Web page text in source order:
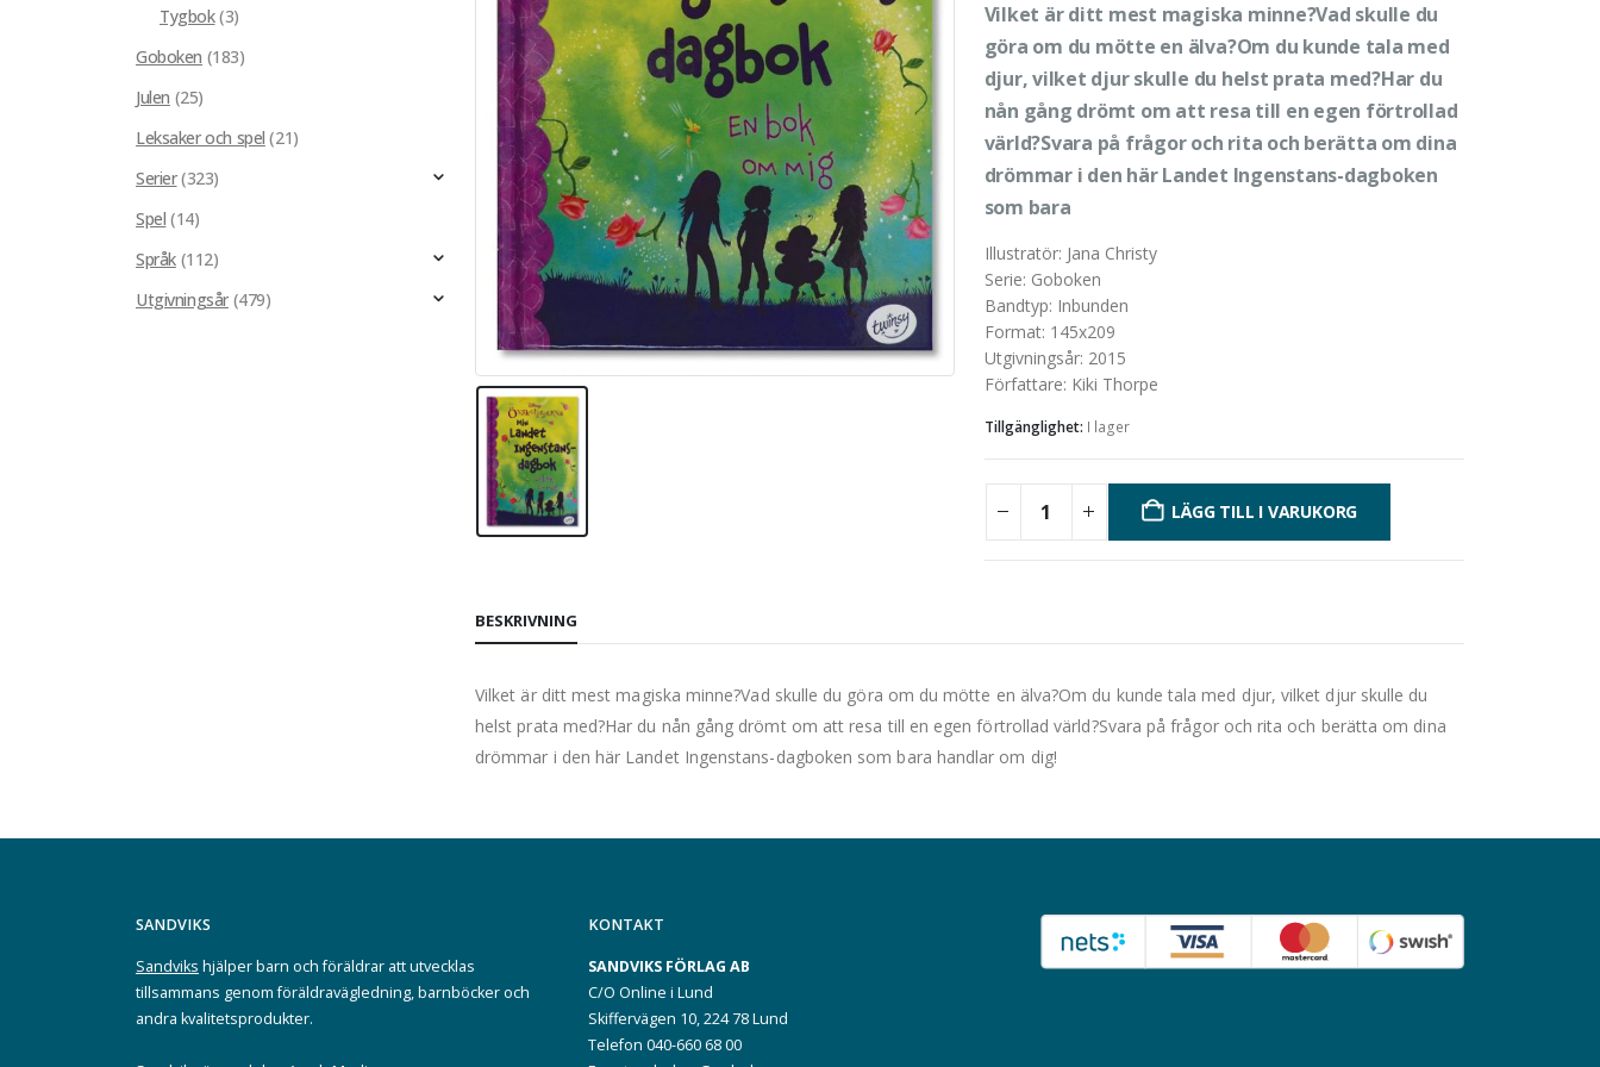
Vilket är ditt mest magiska minne?Vad skulle du
göra om du mötte en älva?Om du kunde tala med
djur, vilket djur skulle du helst prata med?Har du
nån gång drömt om att resa till en egen förtrollad
värld?Svara på frågor och rita och berätta om dina
drömmar i den här Landet Ingenstans-dagboken
som bara
Illustratör: Jana Christy
Serie: Goboken
Bandtyp: Inbunden
Format: 145x209
Utgivningsår: 2015
Författare: Kiki Thorpe
Tillgänglighet: I lager
LÄGG TILL I VARUKORG
BESKRIVNING
Vilket är ditt mest magiska minne?Vad skulle du göra om du mötte en älva?Om du kunde tala med djur, vilket djur skulle du
helst prata med?Har du nån gång drömt om att resa till en egen förtrollad värld?Svara på frågor och rita och berätta om dina
drömmar i den här Landet Ingenstans-dagboken som bara handlar om dig!
Tygbok(3)
Goboken (183)
Julen (25)
Leksaker och spel (21)
Serier(323)
Spel (14)
Språk (112)
Utgivningsår (479)
SANDVIKS
Sandviks hjälper barn och föräldrar att utvecklas
tillsammans genom föräldravägledning, barnböcker och
andra kvalitetsprodukter.
KONTAKT
SANDVIKS FÖRLAG AB
C/O Online i Lund
Skiffervägen 10, 224 78 Lund
Telefon 040-660 68 00